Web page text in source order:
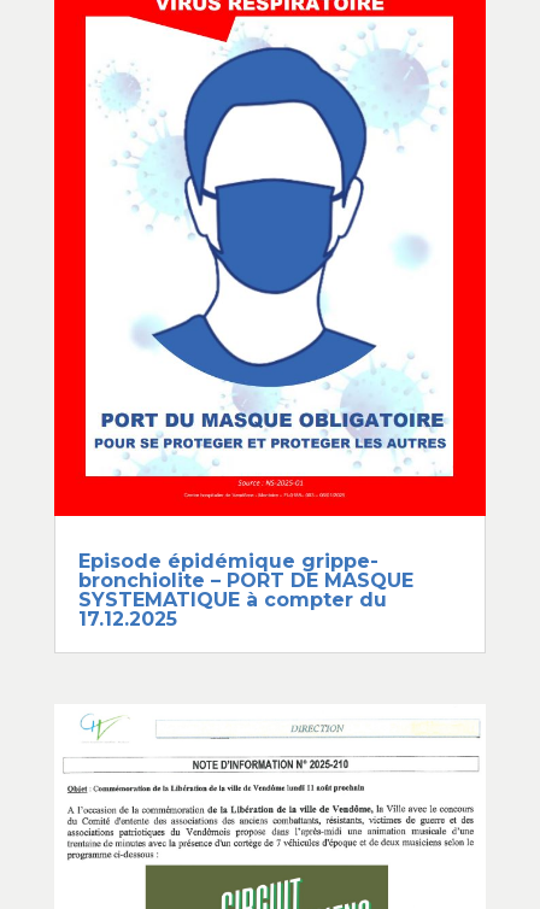
Episode épidémique grippe-
bronchiolite – PORT DE MASQUE
SYSTEMATIQUE à compter du
17.12.2025